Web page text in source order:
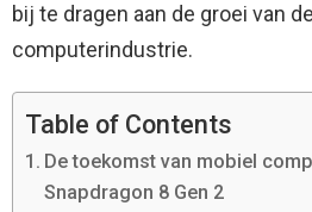
bij te dragen aan de groei van
computerindustrie.
Table of Contents
De toekomst van mobiel
Snapdragon 8 Gen 2